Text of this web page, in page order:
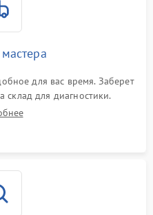
для вас время. Заберет
склад для диагностики.